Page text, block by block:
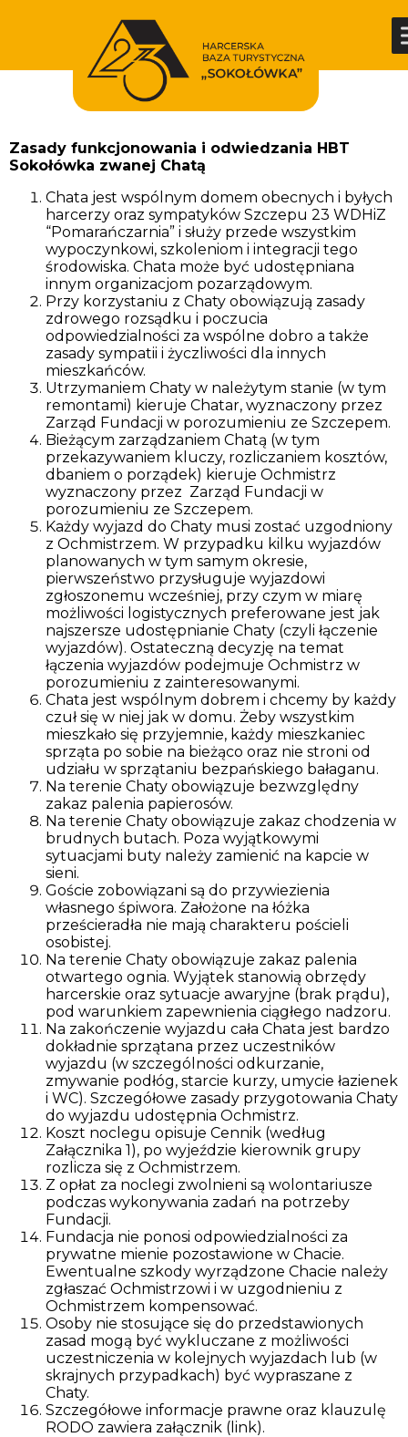
Zasady funkcjonowania i odwiedzania HBT
Sokołówka zwanej Chatą
Chata jest wspólnym domem obecnych i byłych
harcerzy oraz sympatyków Szczepu 23 WDHiZ
“Pomarańczarnia” i służy przede wszystkim
wypoczynkowi, szkoleniom i integracji tego
środowiska. Chata może być udostępniana
innym organizacjom pozarządowym.
Przy korzystaniu z Chaty obowiązują zasady
zdrowego rozsądku i poczucia
odpowiedzialności za wspólne dobro a także
zasady sympatii i życzliwości dla innych
mieszkańców.
Utrzymaniem Chaty w należytym stanie (w tym
remontami) kieruje Chatar, wyznaczony przez
Zarząd Fundacji w porozumieniu ze Szczepem.
Bieżącym zarządzaniem Chatą (w tym
przekazywaniem kluczy, rozliczaniem kosztów,
dbaniem o porządek) kieruje Ochmistrz
wyznaczony przez Zarząd Fundacji w
porozumieniu ze Szczepem.
Każdy wyjazd do Chaty musi zostać uzgodniony
z Ochmistrzem. W przypadku kilku wyjazdów
planowanych w tym samym okresie,
pierwszeństwo przysługuje wyjazdowi
zgłoszonemu wcześniej, przy czym w miarę
możliwości logistycznych preferowane jest jak
najszersze udostępnianie Chaty (czyli łączenie
wyjazdów). Ostateczną decyzję na temat
łączenia wyjazdów podejmuje Ochmistrz w
porozumieniu z zainteresowanymi.
Chata jest wspólnym dobrem i chcemy by każdy
czuł się w niej jak w domu. Żeby wszystkim
mieszkało się przyjemnie, każdy mieszkaniec
sprząta po sobie na bieżąco oraz nie stroni od
udziału w sprzątaniu bezpańskiego bałaganu.
Na terenie Chaty obowiązuje bezwzględny
zakaz palenia papierosów.
Na terenie Chaty obowiązuje zakaz chodzenia w
brudnych butach. Poza wyjątkowymi
sytuacjami buty należy zamienić na kapcie w
sieni.
Goście zobowiązani są do przywiezienia
własnego śpiwora. Założone na łóżka
prześcieradła nie mają charakteru pościeli
osobistej.
Na terenie Chaty obowiązuje zakaz palenia
otwartego ognia. Wyjątek stanowią obrzędy
harcerskie oraz sytuacje awaryjne (brak prądu),
pod warunkiem zapewnienia ciągłego nadzoru.
Na zakończenie wyjazdu cała Chata jest bardzo
dokładnie sprzątana przez uczestników
wyjazdu (w szczególności odkurzanie,
zmywanie podłóg, starcie kurzy, umycie łazienek
i WC). Szczegółowe zasady przygotowania Chaty
do wyjazdu udostępnia Ochmistrz.
Koszt noclegu opisuje Cennik (według
Załącznika 1), po wyjeździe kierownik grupy
rozlicza się z Ochmistrzem.
Z opłat za noclegi zwolnieni są wolontariusze
podczas wykonywania zadań na potrzeby
Fundacji.
Fundacja nie ponosi odpowiedzialności za
prywatne mienie pozostawione w Chacie.
Ewentualne szkody wyrządzone Chacie należy
zgłaszać Ochmistrzowi i w uzgodnieniu z
Ochmistrzem kompensować.
Osoby nie stosujące się do przedstawionych
zasad mogą być wykluczane z możliwości
uczestniczenia w kolejnych wyjazdach lub (w
skrajnych przypadkach) być wypraszane z
Chaty.
Szczegółowe informacje prawne oraz klauzulę
RODO zawiera załącznik (link).